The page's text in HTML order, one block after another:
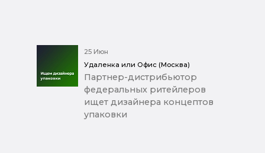
25 Июн
Удаленка или Офис (Москва)
Партнер-дистрибьютор
федеральных ритейлеров
ищет дизайнера концептов
упаковки